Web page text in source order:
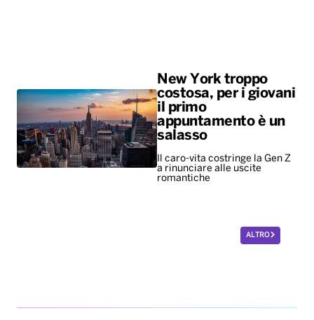
New York troppo
costosa, per i giovani
il primo
appuntamento è un
salasso
Il caro-vita costringe la Gen Z
a rinunciare alle uscite
romantiche
ALTRO